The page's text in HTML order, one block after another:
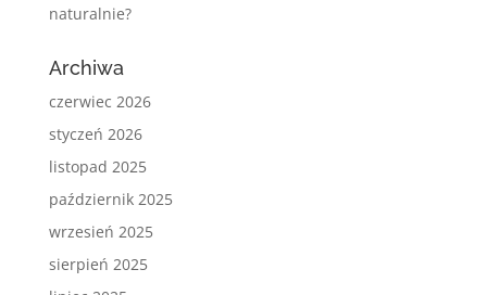
naturalnie?
Archiwa
czerwiec 2026
styczeń 2026
listopad 2025
październik 2025
wrzesień 2025
sierpień 2025